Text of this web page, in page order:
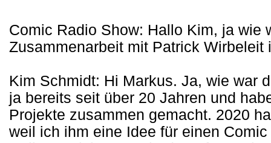
Comic Radio Show: Hallo Kim, ja wie
Zusammenarbeit mit Patrick Wirbeleit
Kim Schmidt: Hi Markus. Ja, wie war
ja bereits seit über 20 Jahren und
Projekte zusammen gemacht. 2020
weil ich ihm eine Idee für einen